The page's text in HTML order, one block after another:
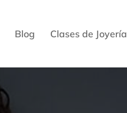
Blog Clases de Joyería